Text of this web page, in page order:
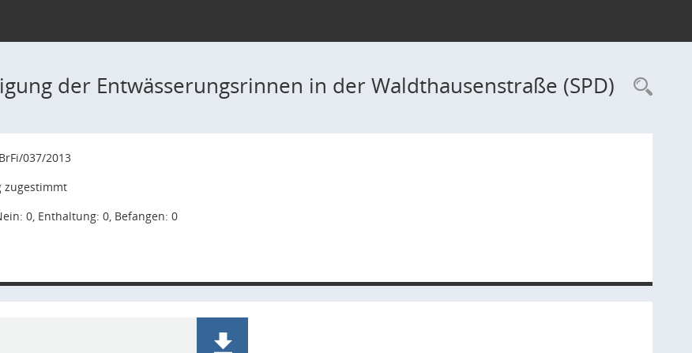
der Entwässerungsrinnen in der Waldthausenstraße (SPD)
037/2013
zugestimmt
0, Enthaltung: 0, Befangen: 0